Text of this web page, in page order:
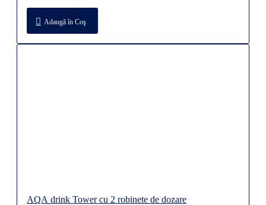
Adaugă în Coş
AQA drink Tower cu 2 robinete de dozare